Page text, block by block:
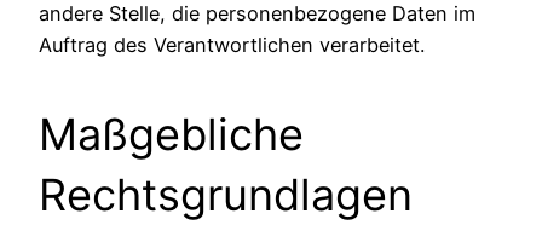
andere Stelle, die personenbezogene Daten im
Auftrag des Verantwortlichen verarbeitet.
Maßgebliche
Rechtsgrundlagen